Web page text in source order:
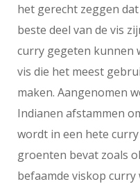
het gerecht zeggen
beste deel van de vis
curry gegeten kunnen
vis die het meest
maken. Aangenomen
Indianen afstammen
wordt in een hete
groenten bevat zoals
befaamde viskop